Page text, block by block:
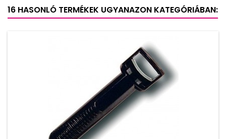
16 HASONLÓ TERMÉKEK UGYANAZON KATEGÓRIÁBAN: